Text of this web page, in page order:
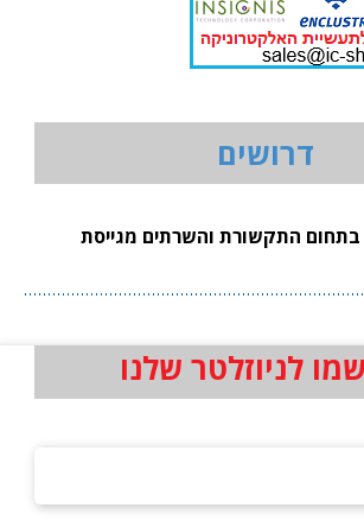
דרושים
התקשורת והשרתים מגייסת
לניוזלטר שלנו